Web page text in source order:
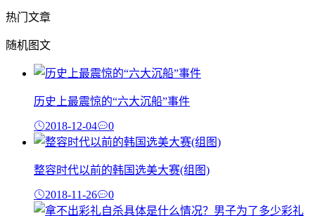
热门文章
随机图文
历史上最震惊的“六大沉船”事件
2018-12-04 0
整容时代以前的韩国选美大赛(组图)
2018-11-26 0